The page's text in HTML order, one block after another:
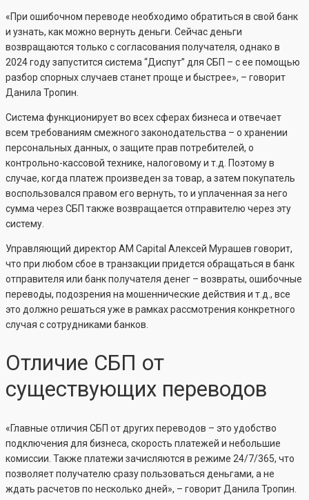
«При ошибочном переводе необходимо обратиться в свой банк
и узнать, как можно вернуть деньги. Сейчас деньги
возвращаются только с согласования получателя, однако в
2024 году запустится система “Диспут” для СБП – с ее помощью
разбор спорных случаев станет проще и быстрее», – говорит
Данила Тропин.
Система функционирует во всех сферах бизнеса и отвечает
всем требованиям смежного законодательства – о хранении
персональных данных, о защите прав потребителей, о
контрольно-кассовой технике, налоговому и т.д. Поэтому в
случае, когда платеж произведен за товар, а затем покупатель
воспользовался правом его вернуть, то и уплаченная за него
сумма через СБП также возвращается отправителю через эту
систему.
Управляющий директор AM Capital Алексей Мурашев говорит,
что при любом сбое в транзакции придется обращаться в банк
отправителя или банк получателя денег – возвраты, ошибочные
переводы, подозрения на мошеннические действия и т.д., все
это должно решаться уже в рамках рассмотрения конкретного
случая с сотрудниками банков.
Отличие СБП от
существующих переводов
«Главные отличия СБП от других переводов – это удобство
подключения для бизнеса, скорость платежей и небольшие
комиссии. Также платежи зачисляются в режиме 24/7/365, что
позволяет получателю сразу пользоваться деньгами, а не
ждать расчетов по несколько дней», – говорит Данила Тропин.